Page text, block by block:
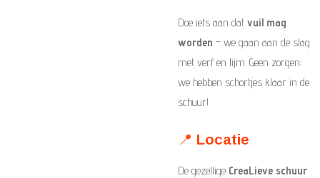
Doe iets aan dat vuil mag
worden – we gaan aan de slag
met verf en lijm. Geen zorgen:
we hebben schortjes klaar in de
schuur!
📍 Locatie
De gezellige CreaLieve schuur